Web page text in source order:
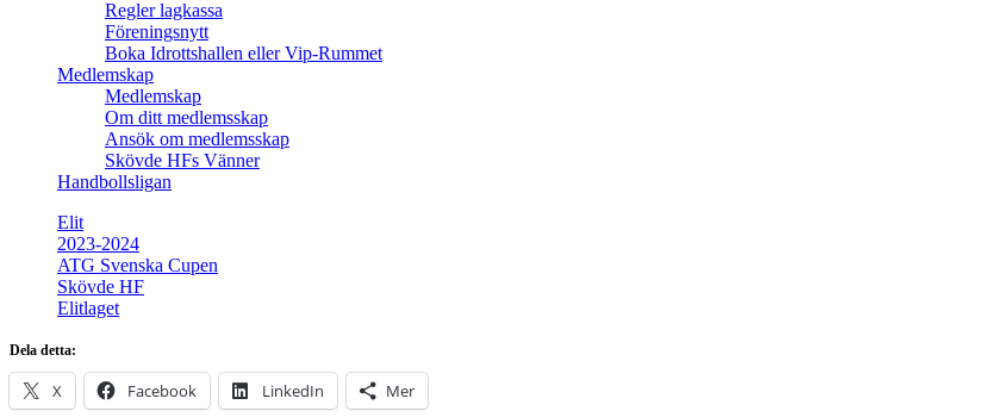
Regler lagkassa
Föreningsnytt
Boka Idrottshallen eller Vip-Rummet
Medlemskap
Medlemskap
Om ditt medlemsskap
Ansök om medlemsskap
Skövde HFs Vänner
Handbollsligan
Elit
2023-2024
ATG Svenska Cupen
Skövde HF
Elitlaget
Dela detta:
X Facebook LinkedIn Mer